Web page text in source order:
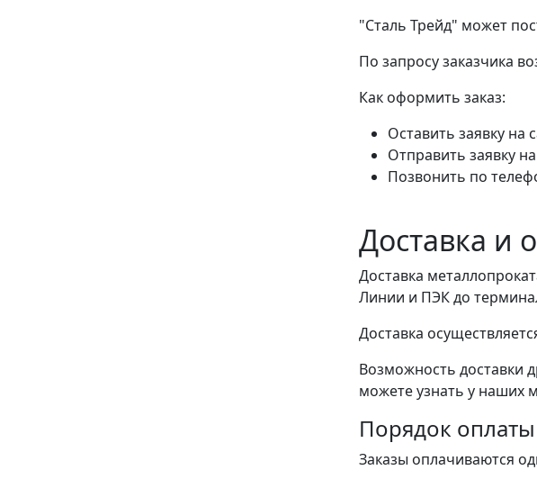
"Сталь Трейд" может
По запросу заказчика
Как оформить заказ:
Оставить заявку на
Отправить заявку
Позвонить по
Доставка и
Доставка
Линии и ПЭК до
Доставка
Возможность доставки
можете узнать у наших
Порядок оплаты
Заказы оплачиваются